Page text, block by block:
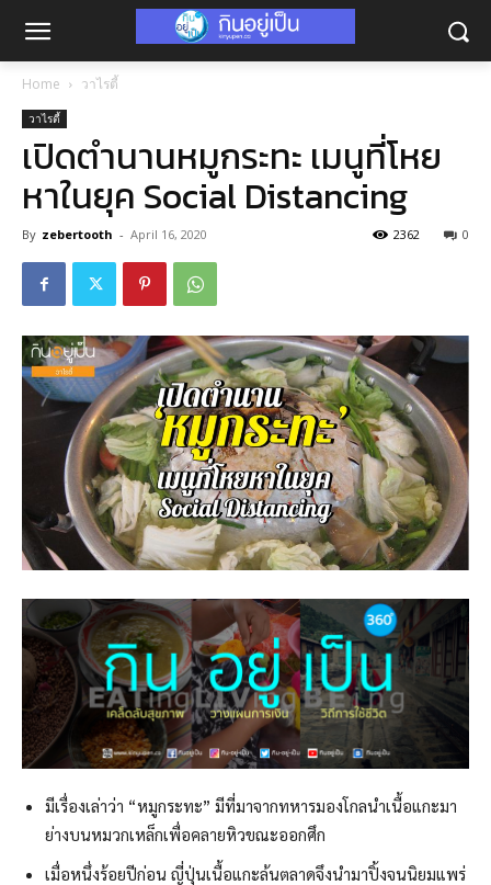
Home วาไรตี้
วาไรตี้
เปิดตำนานหมูกระทะ เมนูที่โหย
หาในยุค Social Distancing
By zebertooth - April 16, 2020 0
2362
มีเรื่องเล่าว่า “หมูกระทะ” มีที่มาจากทหารมองโกลนำเนื้อแกะมา
ย่างบนหมวกเหล็กเพื่อคลายหิวขณะออกศึก
เมื่อหนึ่งร้อยปีก่อน ญี่ปุ่นเนื้อแกะล้นตลาดจึงนำมาปิ้งจนนิยมแพร่